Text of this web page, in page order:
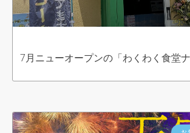
7月ニューオープンの「わくわく食堂ナ